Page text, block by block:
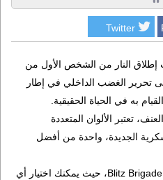
Twitter
إطلاق النار من الشخص الأول من
تحرير الغضب الداخلي في إطار
به في الحياة الحقيقية.
تعتبر الألوان المتعددة
الجديدة، واحدة من أفضل
نرحب بك في لعبة Blitz Brigade - Online FPS، حيث يمكنك اختيار أي